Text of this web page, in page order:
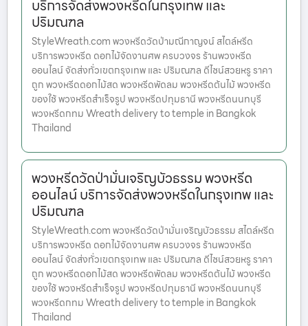
บริการจัดส่งพวงหรีดในกรุงเทพ และ
ปริมณฑล
StyleWreath.com พวงหรีดวัดป่ามณีกาญจน์ สไตล์หรีด
บริการพวงหรีด ดอกไม้จัดงานศพ ครบวงจร ร้านพวงหรีด
ออนไลน์ จัดส่งทั่วเขตกรุงเทพ และ ปริมณฑล ดีไซน์สวยหรู ราคา
ถูก พวงหรีดดอกไม้สด พวงหรีดพัดลม พวงหรีดต้นไม้ พวงหรีด
ของใช้ พวงหรีดสำเร็จรูป พวงหรีดปทุมธานี พวงหรีดนนทบุรี
พวงหรีดกทม Wreath delivery to temple in Bangkok
Thailand
พวงหรีดวัดป่ามั่นเจริญบัวธรรม พวงหรีด
ออนไลน์ บริการจัดส่งพวงหรีดในกรุงเทพ และ
ปริมณฑล
StyleWreath.com พวงหรีดวัดป่ามั่นเจริญบัวธรรม สไตล์หรีด
บริการพวงหรีด ดอกไม้จัดงานศพ ครบวงจร ร้านพวงหรีด
ออนไลน์ จัดส่งทั่วเขตกรุงเทพ และ ปริมณฑล ดีไซน์สวยหรู ราคา
ถูก พวงหรีดดอกไม้สด พวงหรีดพัดลม พวงหรีดต้นไม้ พวงหรีด
ของใช้ พวงหรีดสำเร็จรูป พวงหรีดปทุมธานี พวงหรีดนนทบุรี
พวงหรีดกทม Wreath delivery to temple in Bangkok
Thailand